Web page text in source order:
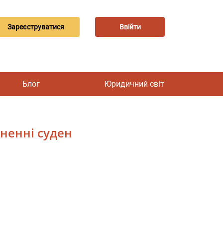
Зареєструватися Ввійти
Блог Юридичний світ
суден